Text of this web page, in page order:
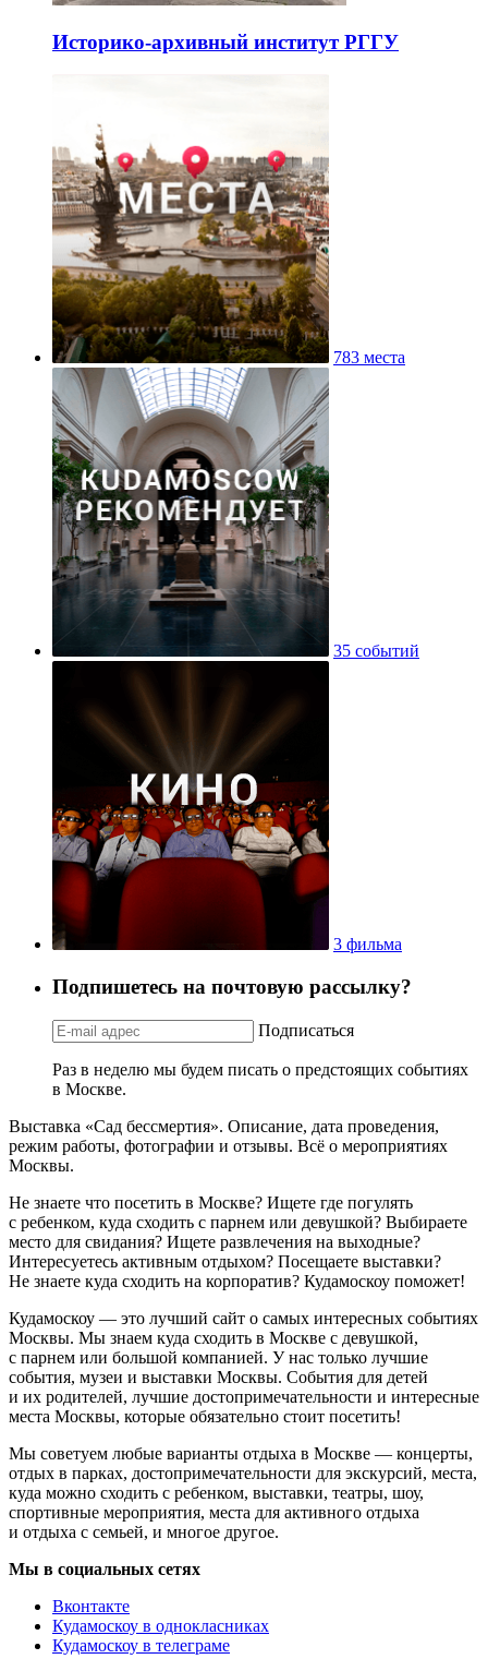
Историко-архивный институт РГГУ
783 места
35 событий
3 фильма
Подпишетесь на почтовую рассылку?
Подписаться
Раз в неделю мы будем писать о предстоящих событиях
в Москве.
Выставка «Сад бессмертия». Описание, дата проведения,
режим работы, фотографии и отзывы. Всё о мероприятиях
Москвы.
Не знаете что посетить в Москве? Ищете где погулять
с ребенком, куда сходить с парнем или девушкой? Выбираете
место для свидания? Ищете развлечения на выходные?
Интересуетесь активным отдыхом? Посещаете выставки?
Не знаете куда сходить на корпоратив? Кудамоскоу поможет!
Кудамоскоу — это лучший сайт о самых интересных событиях
Москвы. Мы знаем куда сходить в Москве с девушкой,
с парнем или большой компанией. У нас только лучшие
события, музеи и выставки Москвы. События для детей
и их родителей, лучшие достопримечательности и интересные
места Москвы, которые обязательно стоит посетить!
Мы советуем любые варианты отдыха в Москве — концерты,
отдых в парках, достопримечательности для экскурсий, места,
куда можно сходить с ребенком, выставки, театры, шоу,
спортивные мероприятия, места для активного отдыха
и отдыха с семьей, и многое другое.
Мы в социальных сетях
Вконтакте
Кудамоскоу в однокласниках
Кудамоскоу в телеграме